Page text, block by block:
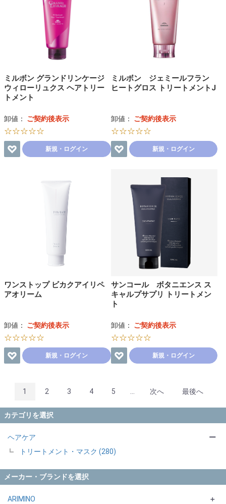
カテゴリを選択
ヘアケア
トリートメント・マスク (280)
ー
メーカー・ブランドを選択
ARIMINO
＋
ミルボン グランドリンケージ
ウィローリュクス ヘアトリー
トメント
卸値： ご契約後表示
☆☆☆☆☆
新規・ログイン
ミルボン ジェミールフラン
ヒートグロス トリートメントJ
卸値： ご契約後表示
☆☆☆☆☆
新規・ログイン
ワンストップ ビカクアイリペ
アオリーム
卸値： ご契約後表示
☆☆☆☆☆
新規・ログイン
サンコール ボタニエンス ス
キャルプサプリ トリートメン
ト
卸値： ご契約後表示
☆☆☆☆☆
新規・ログイン
1 2 3 4 5 次へ 最後へ